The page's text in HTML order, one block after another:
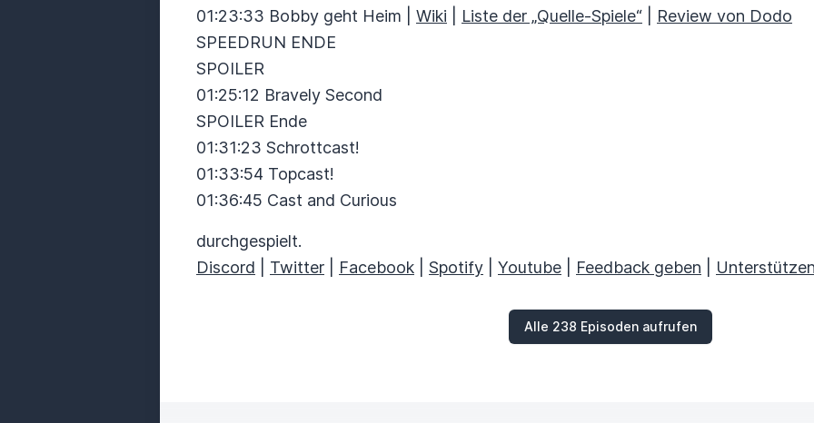
01:23:33 Bobby geht Heim | Wiki Liste der „Quelle-Spiele“
Review von Dodo
SPEEDRUN ENDE
SPOILER
01:25:12 Bravely Second
SPOILER Ende
01:31:23 Schrottcast!
01:33:54 Topcast!
01:36:45 Cast and Curious
durchgespielt.
Discord
Twitter Facebook Spotify Youtube Feedback geben
Alle 238 Episoden aufrufen